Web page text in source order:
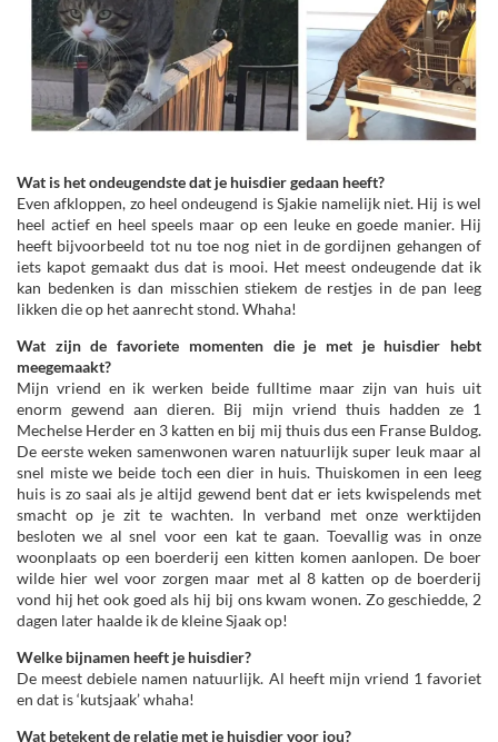
Wat is het ondeugendste dat je huisdier gedaan heeft?
Even afkloppen, zo heel ondeugend is Sjakie namelijk niet. Hij is wel
heel actief en heel speels maar op een leuke en goede manier. Hij
heeft bijvoorbeeld tot nu toe nog niet in de gordijnen gehangen of
iets kapot gemaakt dus dat is mooi. Het meest ondeugende dat ik
kan bedenken is dan misschien stiekem de restjes in de pan leeg
likken die op het aanrecht stond. Whaha!
Wat zijn de favoriete momenten die je met je huisdier hebt
meegemaakt?
Mijn vriend en ik werken beide fulltime maar zijn van huis uit
enorm gewend aan dieren. Bij mijn vriend thuis hadden ze 1
Mechelse Herder en 3 katten en bij mij thuis dus een Franse Buldog.
De eerste weken samenwonen waren natuurlijk super leuk maar al
snel miste we beide toch een dier in huis. Thuiskomen in een leeg
huis is zo saai als je altijd gewend bent dat er iets kwispelends met
smacht op je zit te wachten. In verband met onze werktijden
besloten we al snel voor een kat te gaan. Toevallig was in onze
woonplaats op een boerderij een kitten komen aanlopen. De boer
wilde hier wel voor zorgen maar met al 8 katten op de boerderij
vond hij het ook goed als hij bij ons kwam wonen. Zo geschiedde, 2
dagen later haalde ik de kleine Sjaak op!
Welke bijnamen heeft je huisdier?
De meest debiele namen natuurlijk. Al heeft mijn vriend 1 favoriet
en dat is ‘kutsjaak’ whaha!
Wat betekent de relatie met je huisdier voor jou?